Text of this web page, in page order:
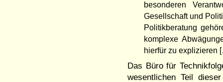
besonderen
Gesellschaft und
Politikberatung
komplexe
hierfür zu explizieren
Das Büro für
wesentlichen Teil